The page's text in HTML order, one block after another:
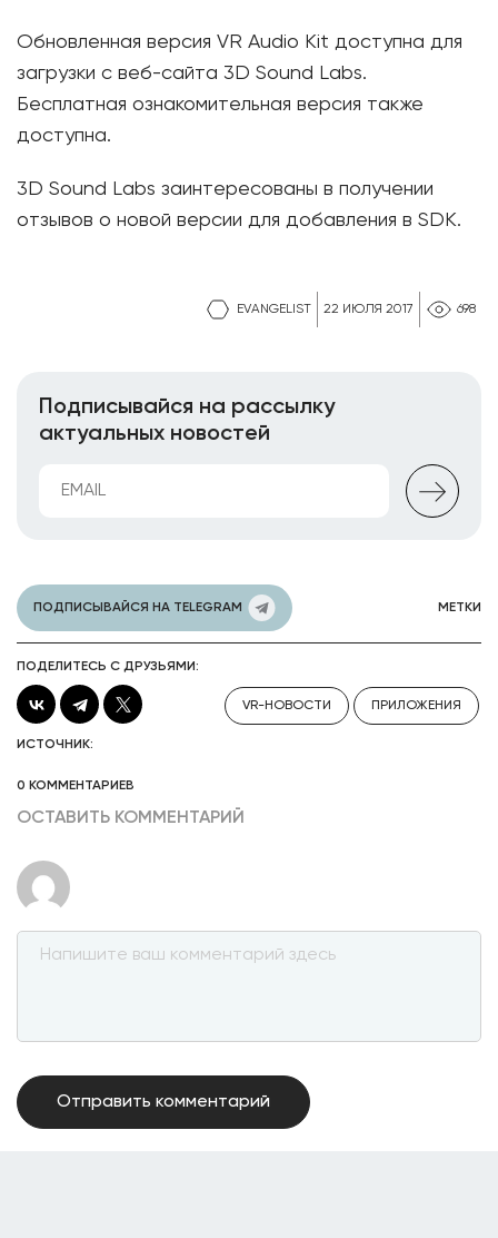
EVANGELIST 22 ИЮЛЯ 2017 698
Обновленная версия VR Audio Kit доступна для
загрузки с веб-сайта 3D Sound Labs.
Бесплатная ознакомительная версия также
доступна.
3D Sound Labs заинтересованы в получении
отзывов о новой версии для добавления в SDK.
Подписывайся на рассылку
актуальных новостей
ПОДПИСЫВАЙСЯ НА TELEGRAM МЕТКИ
ПОДЕЛИТЕСЬ С ДРУЗЬЯМИ:
VR-НОВОСТИ ПРИЛОЖЕНИЯ
ИСТОЧНИК:
0 КОММЕНТАРИЕВ
ОСТАВИТЬ КОММЕНТАРИЙ